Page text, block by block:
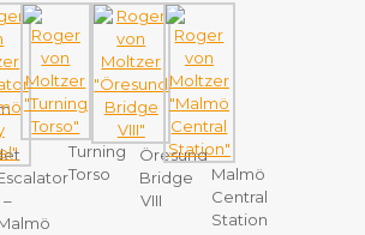
–
Turning
Torso
Öresund
Bridge
VIII
Malmö
Central
Station